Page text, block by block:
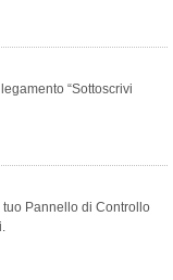
“Sottoscrivi
Pannello di Controllo